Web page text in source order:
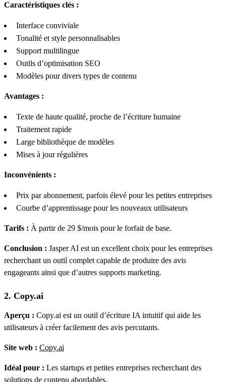
Caractéristiques clés :
Interface conviviale
Tonalité et style personnalisables
Support multilingue
Outils d’optimisation SEO
Modèles pour divers types de contenu
Avantages :
Texte de haute qualité, proche de l’écriture humaine
Traitement rapide
Large bibliothèque de modèles
Mises à jour régulières
Inconvénients :
Prix par abonnement, parfois élevé pour les petites entreprises
Courbe d’apprentissage pour les nouveaux utilisateurs
Tarifs : À partir de 29 $/mois pour le forfait de base.
Conclusion : Jasper AI est un excellent choix pour les entreprises
recherchant un outil complet capable de produire des avis
engageants ainsi que d’autres supports marketing.
2. Copy.ai
Aperçu : Copy.ai est un outil d’écriture IA intuitif qui aide les
utilisateurs à créer facilement des avis percutants.
Site web : Copy.ai
Idéal pour : Les startups et petites entreprises recherchant des
solutions de contenu abordables.